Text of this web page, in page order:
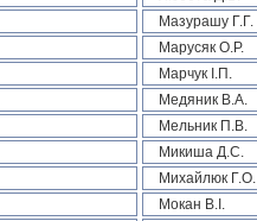
Мазурашу Г.Г.
Марусяк О.Р.
Марчук І.П.
Медяник В.А.
Мельник П.В.
Микиша Д.С.
Михайлюк Г.О.
Мокан В.І.